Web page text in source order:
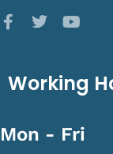
Working
Mon - Fri